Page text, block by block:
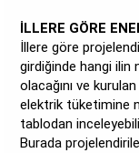
İLLERE GÖRE
İllere göre
girdiğinde hangi ilin
olacağını ve
elektrik tüketimine
tablodan
Burada